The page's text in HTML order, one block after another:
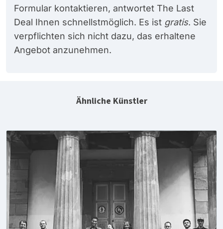
Formular kontaktieren, antwortet The Last
Deal Ihnen schnellstmöglich. Es ist gratis. Sie
verpflichten sich nicht dazu, das erhaltene
Angebot anzunehmen.
Ähnliche Künstler